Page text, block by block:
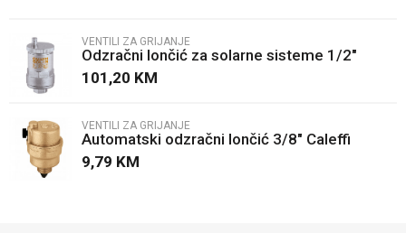
Poruka
VENTILI ZA GRIJANJE
Odzračni lončić za solarne sisteme 1/2"
101,20 KM
VENTILI ZA GRIJANJE
Automatski odzračni lončić 3/8" Caleffi
9,79 KM